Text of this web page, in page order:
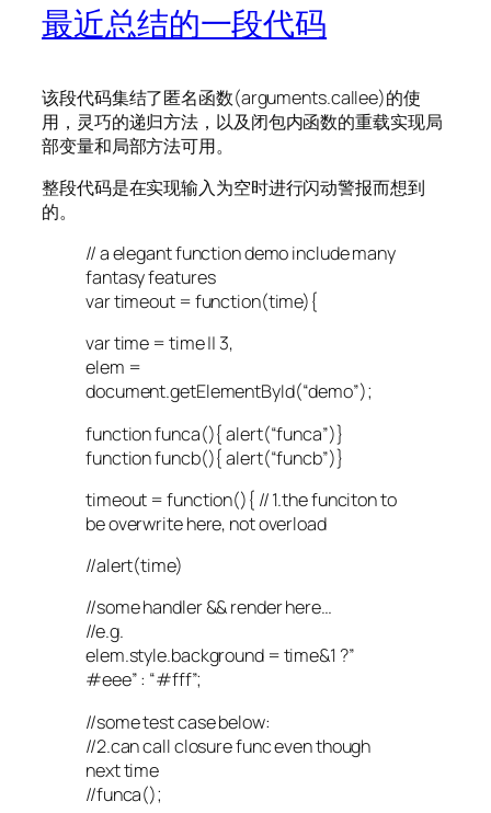
最近总结的一段代码
该段代码集结了匿名函数(arguments.callee)的使
用，灵巧的递归方法，以及闭包内函数的重载实现局
部变量和局部方法可用。
整段代码是在实现输入为空时进行闪动警报而想到
的。
// a elegant function demo include many
fantasy features
var timeout = function(time){
var time = time || 3,
elem =
document.getElementById(“demo”);
function funca(){ alert(“funca”)}
function funcb(){ alert(“funcb”)}
timeout = function(){ // 1.the funciton to
be overwrite here, not overload
//alert(time)
//some handler && render here…
//e.g.
elem.style.background = time&1 ?”
#eee” : “#fff”;
//some test case below:
//2.can call closure func even though
next time
//funca();